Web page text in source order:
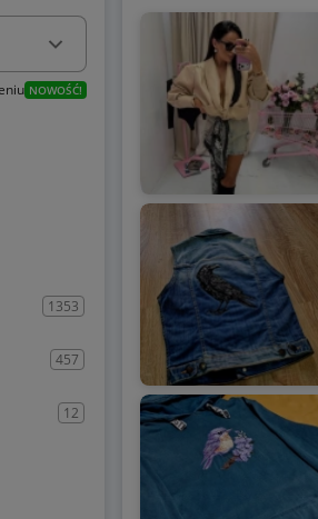
NOWOŚĆ!
1353
457
12